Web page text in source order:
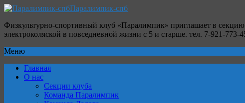
Паралимпик-спб
Физкультурно-спортивный клуб «Паралимпик» приглашает в
электроколяской в повседневной жизни с 5 и старше. тел. 7-921-
Меню
Главная
О нас
Секции клуба
Команда Паралимпик